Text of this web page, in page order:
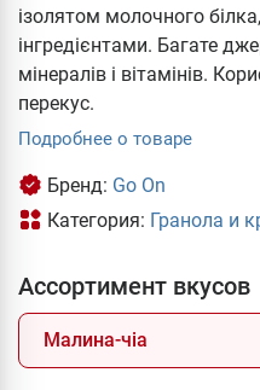
ізолятом молочного
інгредієнтами. Багате
мінералів і вітамінів.
перекус.
Подробнее о товаре
Бренд: Go On
Категория: Гранола и
Ассортимент вкусов
Малина-чіа